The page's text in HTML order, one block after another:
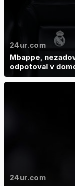
24ur.com
Mbappe,
odpotoval v
24ur.com